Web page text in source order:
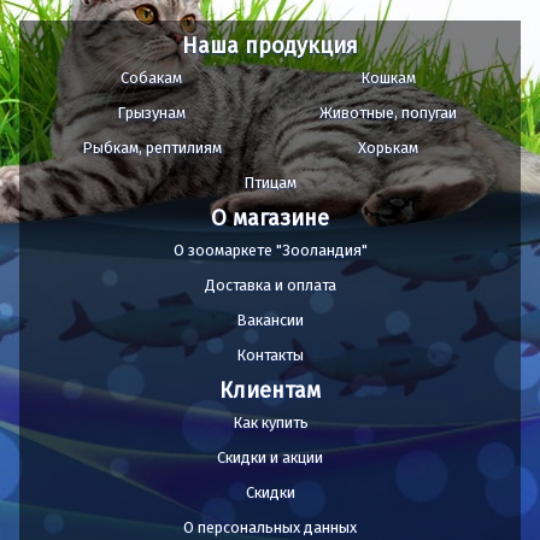
Наша продукция
Собакам
Кошкам
Грызунам
Животные, попугаи
Рыбкам, рептилиям
Хорькам
Птицам
О магазине
О зоомаркете "Зооландия"
Доставка и оплата
Вакансии
Контакты
Клиентам
Как купить
Скидки и акции
Скидки
О персональных данных